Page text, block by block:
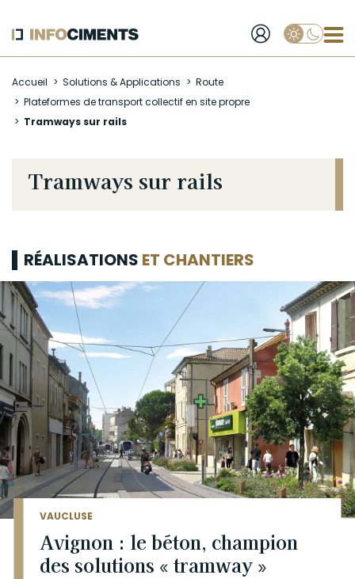
au
contenu
principal
Accueil Solutions & Applications
Route
Plateformes de transport collectif en site propre
Tramways sur rails
Tramways sur rails
RÉALISATIONS ET CHANTIERS
VAUCLUSE
Avignon : le béton, champion
des solutions « tramway »